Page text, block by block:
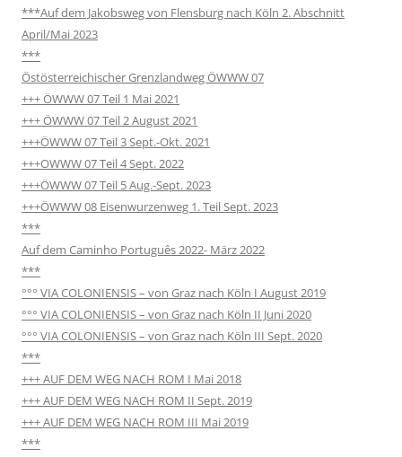
***Auf dem Jakobsweg von Flensburg nach Köln 2. Abschnitt
April/Mai 2023
***
Östösterreichischer Grenzlandweg ÖWWW 07
+++ ÖWWW 07 Teil 1 Mai 2021
+++ ÖWWW 07 Teil 2 August 2021
+++ÖWWW 07 Teil 3 Sept.-Okt. 2021
+++OWWW 07 Teil 4 Sept. 2022
+++ÖWWW 07 Teil 5 Aug.-Sept. 2023
+++ÖWWW 08 Eisenwurzenweg 1. Teil Sept. 2023
***
Auf dem Caminho Português 2022- März 2022
***
°°° VIA COLONIENSIS – von Graz nach Köln I August 2019
°°° VIA COLONIENSIS – von Graz nach Köln II Juni 2020
°°° VIA COLONIENSIS – von Graz nach Köln III Sept. 2020
***
+++ AUF DEM WEG NACH ROM I Mai 2018
+++ AUF DEM WEG NACH ROM II Sept. 2019
+++ AUF DEM WEG NACH ROM III Mai 2019
***